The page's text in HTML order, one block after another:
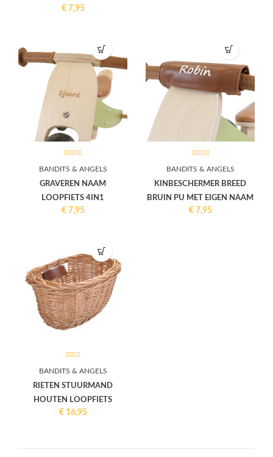
€ 7,95
BANDITS & ANGELS
GRAVEREN NAAM
LOOPFIETS 4IN1
€ 7,95
BANDITS & ANGELS
KINBESCHERMER BREED
BRUIN PU MET EIGEN NAAM
€ 7,95
BANDITS & ANGELS
RIETEN STUURMAND
HOUTEN LOOPFIETS
€ 16,95